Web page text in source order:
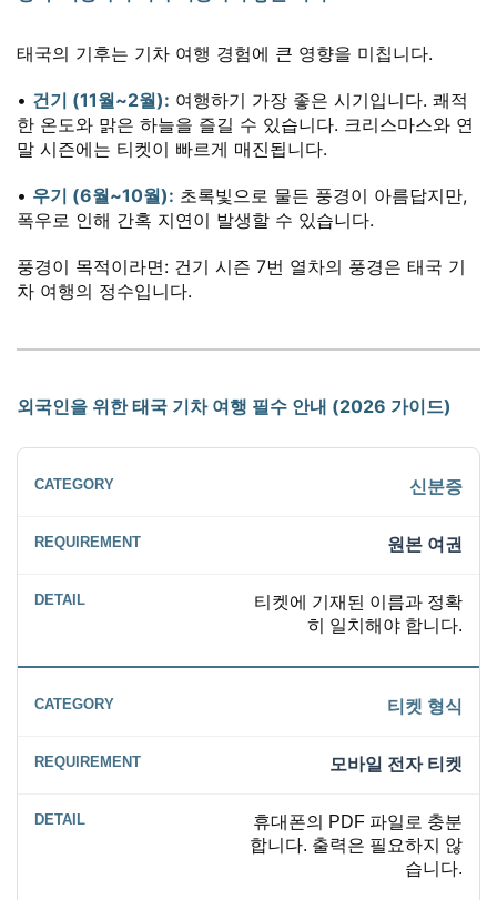
태국의 기후는 기차 여행 경험에 큰 영향을 미칩니다.
• 건기 (11월~2월): 여행하기 가장 좋은 시기입니다. 쾌적
한 온도와 맑은 하늘을 즐길 수 있습니다. 크리스마스와 연
말 시즌에는 티켓이 빠르게 매진됩니다.
• 우기 (6월~10월): 초록빛으로 물든 풍경이 아름답지만,
폭우로 인해 간혹 지연이 발생할 수 있습니다.
풍경이 목적이라면: 건기 시즌 7번 열차의 풍경은 태국 기
차 여행의 정수입니다.
외국인을 위한 태국 기차 여행 필수 안내 (2026 가이드)
신분증
원본 여권
티켓에 기재된 이름과 정확
히 일치해야 합니다.
티켓 형식
모바일 전자 티켓
휴대폰의 PDF 파일로 충분
합니다. 출력은 필요하지 않
습니다.